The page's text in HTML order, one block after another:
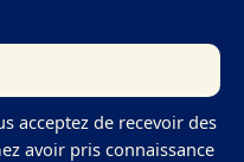
acceptez de recevoir des
avoir pris connaissance